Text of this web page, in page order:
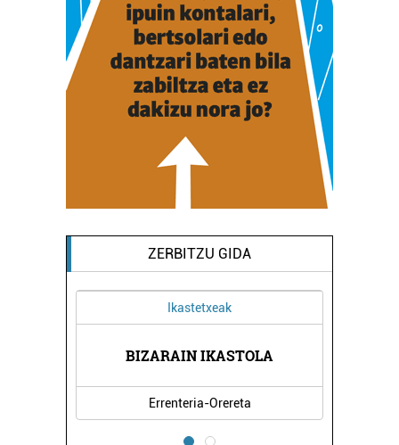
ZERBITZU GIDA
Ikastetxeak
BIZARAIN IKASTOLA
Errenteria-Orereta